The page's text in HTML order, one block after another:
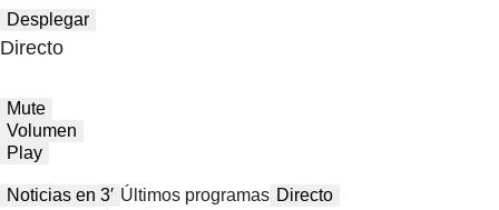
Desplegar
Directo
Mute
Volumen
Play
Noticias en 3′ Últimos programas Directo